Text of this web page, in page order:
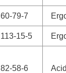
60-79-7
113-15-5
82-58-6